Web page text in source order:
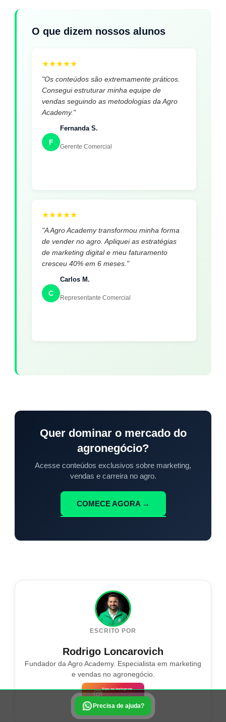
O que dizem nossos alunos
★★★★★
"Os conteúdos são extremamente práticos.
Consegui estruturar minha equipe de
vendas seguindo as metodologias da Agro
Academy."
F
Fernanda S.
Gerente Comercial
★★★★★
"A Agro Academy transformou minha forma
de vender no agro. Apliquei as estratégias
de marketing digital e meu faturamento
cresceu 40% em 6 meses."
C
Carlos M.
Representante Comercial
Quer dominar o mercado do
agronegócio?
Acesse conteúdos exclusivos sobre marketing,
vendas e carreira no agro.
COMECE AGORA →
ESCRITO POR
Rodrigo Loncarovich
Fundador da Agro Academy. Especialista em marketing
e vendas no agronegócio.
Siga no Instagram
Precisa de ajuda?